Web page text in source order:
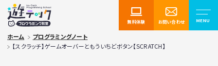
無料体験 お問い合わせ
ホーム
プログラミングノート
【スクラッチ】ゲームオーバーともういちどボタン【SCRATCH】